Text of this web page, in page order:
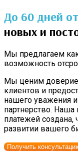
До 60 дней
новых и
Мы предлагаем
возможность
Мы ценим доверие
клиентов и
нашего уважения и
партнерство. Наша
платежей создана,
развитии вашего
Получить